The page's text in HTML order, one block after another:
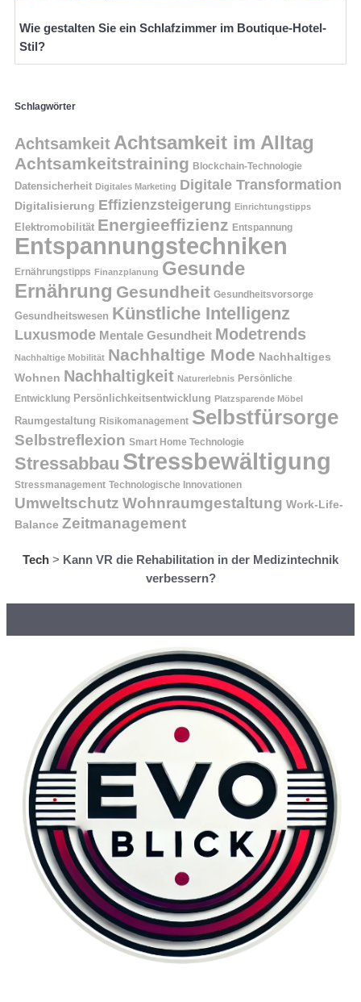
Wie gestalten Sie ein Schlafzimmer im Boutique-Hotel-
Stil?
Schlagwörter
Achtsamkeit Achtsamkeit im Alltag
Achtsamkeitstraining Blockchain-Technologie
Datensicherheit Digitales Marketing Digitale Transformation
Digitalisierung Effizienzsteigerung Einrichtungstipps
Elektromobilität Energieeffizienz Entspannung
Entspannungstechniken
Ernährungstipps Finanzplanung Gesunde
Ernährung Gesundheit Gesundheitsvorsorge
Gesundheitswesen Künstliche Intelligenz
Luxusmode Mentale Gesundheit Modetrends
Nachhaltige Mobilität Nachhaltige Mode Nachhaltiges
Wohnen Nachhaltigkeit Naturerlebnis Persönliche
Entwicklung Persönlichkeitsentwicklung Platzsparende Möbel
Raumgestaltung Risikomanagement Selbstfürsorge
Selbstreflexion Smart Home Technologie
Stressabbau Stressbewältigung
Stressmanagement Technologische Innovationen
Umweltschutz Wohnraumgestaltung Work-Life-
Balance Zeitmanagement
Tech > Kann VR die Rehabilitation in der Medizintechnik
verbessern?